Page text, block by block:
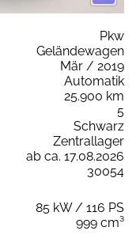
Pkw
Geländewagen
Mär / 2019
Automatik
25.900 km
5
Schwarz
Zentrallager
ab ca. 17.08.2026
30054
85 kW / 116 PS
999 cm³